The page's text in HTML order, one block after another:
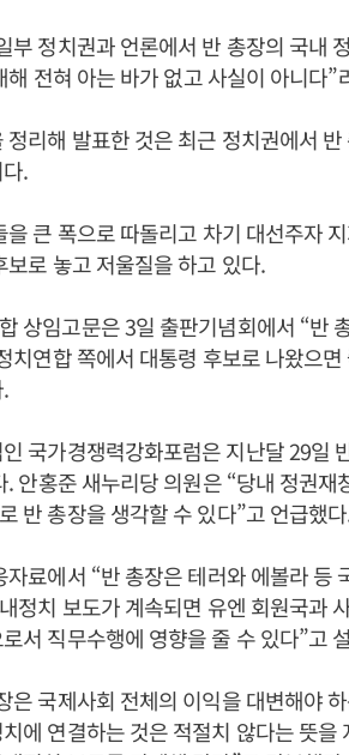
부 정치권과 언론에서 반 총장의 국내
전혀 아는 바가 없고 사실이 아니다”
리해 발표한 것은 최근 정치권에서
.
큰 폭으로 따돌리고 차기 대선주자
로 놓고 저울질을 하고 있다.
상임고문은 3일 출판기념회에서 “반
치연합 쪽에서 대통령 후보로 나왔으
국가경쟁력강화포럼은 지난달 29일
안홍준 새누리당 의원은 “당내 정권
반 총장을 생각할 수 있다”고 언급했
료에서 “반 총장은 테러와 에볼라 등
정치 보도가 계속되면 유엔 회원국과
서 직무수행에 영향을 줄 수 있다”고
은 국제사회 전체의 이익을 대변해야
에 연결하는 것은 적절치 않다는 뜻을